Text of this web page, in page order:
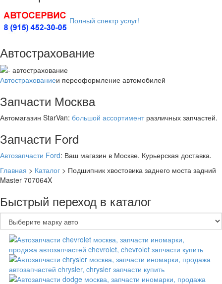
Полный спектр услуг!
Автострахование
Автострахованиеи переоформление автомобилей
Запчасти Москва
Автомагазин StarVan: большой ассортиментразличных запчастей.
Запчасти Ford
Автозапчасти Ford: Ваш магазин в Москве. Курьерская доставка.
Главная > Каталог > Подшипник хвостовика заднего моста задний
Master 707064X
Быстрый переход в каталог